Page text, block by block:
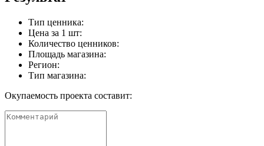
Тип ценника:
Цена за 1 шт:
Количество ценников:
Площадь магазина:
Регион:
Тип магазина:
Окупаемость проекта составит: